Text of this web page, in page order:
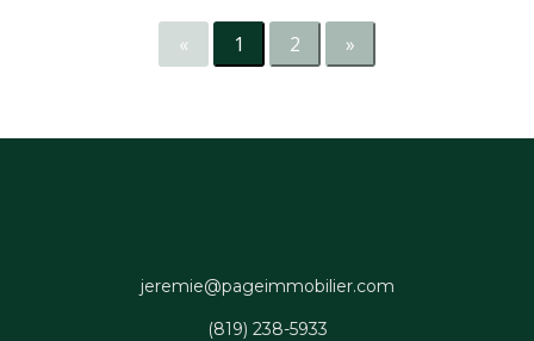
« 1 2 »
jeremie@pageimmobilier.com
(819) 238-5933